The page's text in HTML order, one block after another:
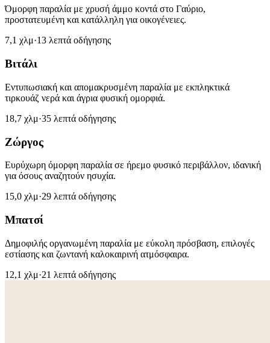
Όμορφη παραλία με χρυσή άμμο κοντά στο Γαύριο,
προστατευμένη και κατάλληλη για οικογένειες.
7,1 χλμ·13 λεπτά οδήγησης
Βιτάλι
Εντυπωσιακή και απομακρυσμένη παραλία με εκπληκτικά
τιρκουάζ νερά και άγρια φυσική ομορφιά.
18,7 χλμ·35 λεπτά οδήγησης
Ζώργος
Ευρύχωρη όμορφη παραλία σε ήρεμο φυσικό περιβάλλον, ιδανική
για όσους αναζητούν ησυχία.
15,0 χλμ·29 λεπτά οδήγησης
Μπατσί
Δημοφιλής οργανωμένη παραλία με εύκολη πρόσβαση, επιλογές
εστίασης και ζωντανή καλοκαιρινή ατμόσφαιρα.
12,1 χλμ·21 λεπτά οδήγησης